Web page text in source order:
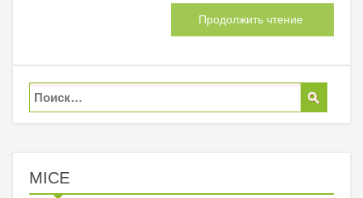
Продолжить чтение
MICE